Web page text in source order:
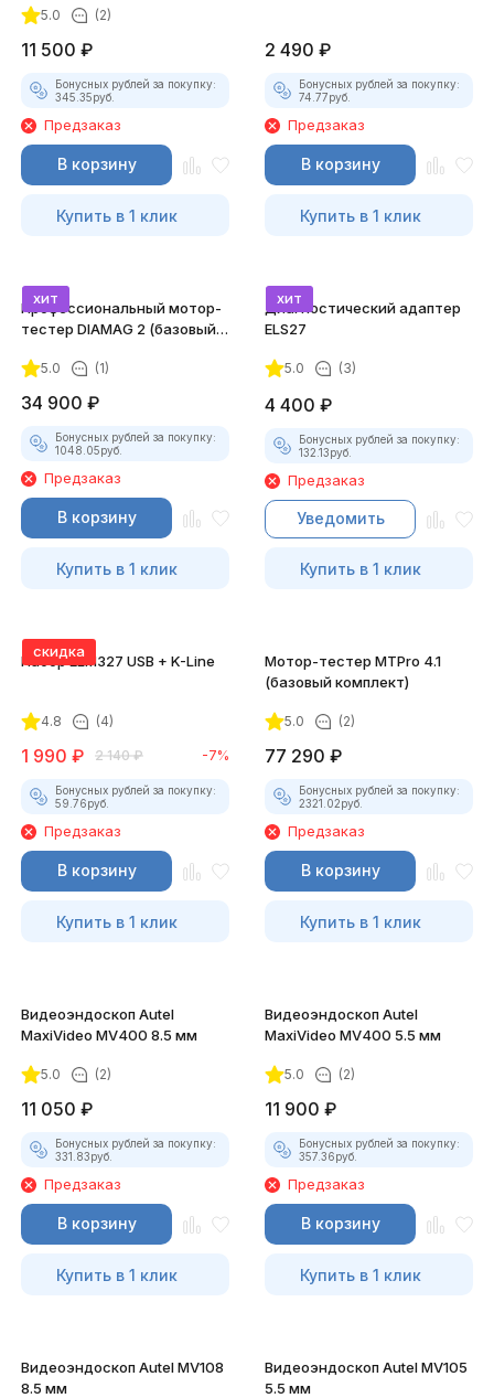
5.0 (2)
11 500 ₽
Бонусных рублей за покупку:
345.35руб.
Предзаказ
В корзину
Купить в 1 клик
2 490 ₽
Бонусных рублей за покупку:
74.77руб.
Предзаказ
В корзину
Купить в 1 клик
хит
Профессиональный мотор-
тестер DIAMAG 2 (базовый
5.0 (1)
34 900 ₽
Бонусных рублей за покупку:
1048.05руб.
Предзаказ
В корзину
Купить в 1 клик
хит
Диагностический адаптер
ELS27
5.0 (3)
4 400 ₽
Бонусных рублей за покупку:
132.13руб.
Предзаказ
Уведомить
Купить в 1 клик
скидка
Набор ELM327 USB + K-Line
4.8 (4)
1 990 ₽ 2 140 ₽ -7%
Бонусных рублей за покупку:
59.76руб.
Предзаказ
В корзину
Купить в 1 клик
Мотор-тестер MTPro 4.1
(базовый комплект)
5.0 (2)
77 290 ₽
Бонусных рублей за покупку:
2321.02руб.
Предзаказ
В корзину
Купить в 1 клик
Видеоэндоскоп Autel
MaxiVideo MV400 8.5 мм
5.0 (2)
11 050 ₽
Бонусных рублей за покупку:
331.83руб.
Предзаказ
В корзину
Купить в 1 клик
Видеоэндоскоп Autel
MaxiVideo MV400 5.5 мм
5.0 (2)
11 900 ₽
Бонусных рублей за покупку:
357.36руб.
Предзаказ
В корзину
Купить в 1 клик
Видеоэндоскоп Autel MV108
8.5 мм
Видеоэндоскоп Autel MV105
5.5 мм